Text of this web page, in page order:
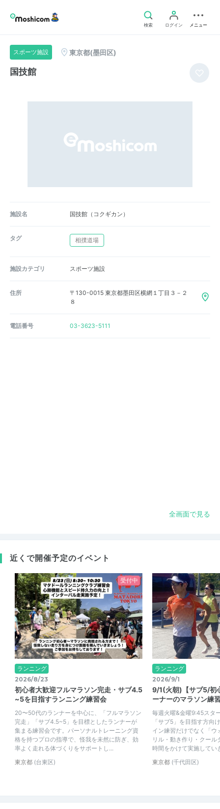
検索 ログイン メニュー
スポーツ施設 東京都(墨田区)
国技館
施設名 国技館（コクギカン）
タグ 相撲道場
施設カテゴリ スポーツ施設
住所
〒130-0015 東京都墨田区横網１丁目３－２
８
電話番号 03-3623-5111
全画面で見る
近くで開催予定のイベント
受付中
ランニング
2026/8/23
初心者大歓迎フルマラソン完走・サブ4.5
~5を目指すランニング練習会
20〜50代のランナーを中心に、「フルマラソン
完走」「サブ4.5~5」を目標としたランナーが
集まる練習会です。パーソナルトレーニング資
格を持つプロの指導で、怪我を未然に防ぎ、効
率よく走れる体づくりをサポートし...
東京都 (台東区)
ランニング
2026/9/1
9/1(火朝)【サブ5/初
ーナーのマラソン練
毎週火曜&金曜9:45スタ
「サブ5」を目指す方向
イン練習だけでなく「ウ
リル・動き作り・クー
時間をかけて実施してい
東京都 (千代田区)